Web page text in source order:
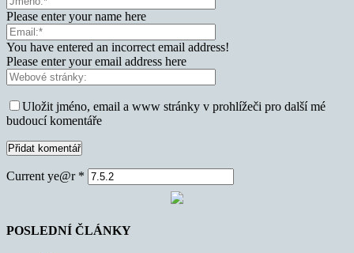
Please enter your name here
You have entered an incorrect email address!
Please enter your email address here
Uložit jméno, email a www stránky v prohlížeči pro další mé
budoucí komentáře
Current ye@r *
POSLEDNÍ ČLÁNKY